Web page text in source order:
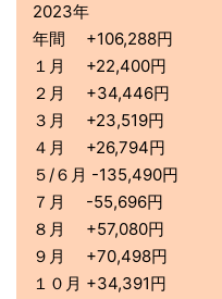
2023年
年間 +106,288円
１月 +22,400円
２月 +34,446円
３月 +23,519円
４月 +26,794円
５/６月 -135,490円
７月 -55,696円
８月 +57,080円
９月 +70,498円
１０月 +34,391円